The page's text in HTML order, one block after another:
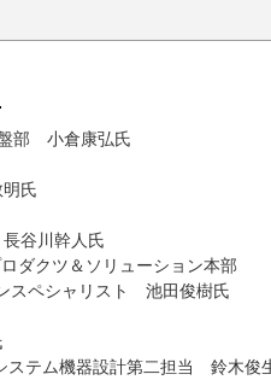
部 小倉康弘氏
氏
谷川幹人氏
ダクツ＆ソリューション本部
スペシャリスト 池田俊樹氏
ステム機器設計第二担当 鈴木俊